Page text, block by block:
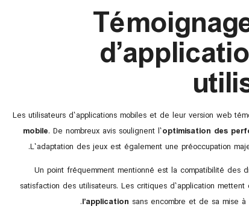
Les utilisateurs d’applications mobiles et de leur version web
mobile. De nombreux avis soulignent l’optimisation des
L’adaptation des jeux est également une préoccupation
Un point fréquemment mentionné est la compatibilité
satisfaction des utilisateurs. Les critiques d’application mettent
l’application sans encombre et de sa mise